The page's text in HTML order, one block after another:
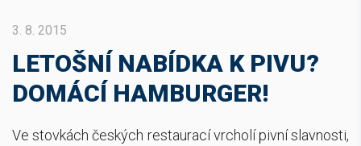
3. 8. 2015
LETOŠNÍ NABÍDKA K PIVU?
DOMÁCÍ HAMBURGER!
Ve stovkách českých restaurací vrcholí pivní slavnosti,